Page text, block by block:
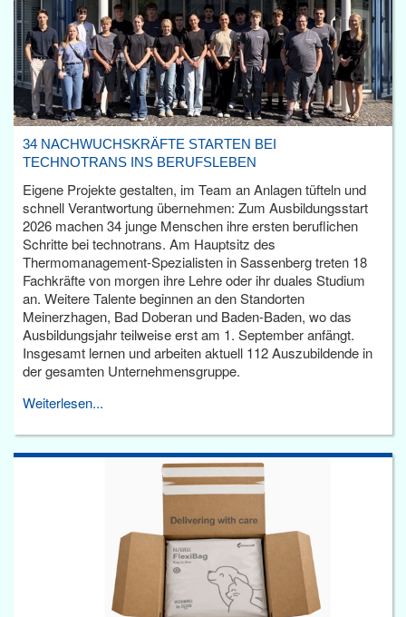
34 NACHWUCHSKRÄFTE STARTEN BEI
TECHNOTRANS INS BERUFSLEBEN
Eigene Projekte gestalten, im Team an Anlagen tüfteln und
schnell Verantwortung übernehmen: Zum Ausbildungsstart
2026 machen 34 junge Menschen ihre ersten beruflichen
Schritte bei technotrans. Am Hauptsitz des
Thermomanagement-Spezialisten in Sassenberg treten 18
Fachkräfte von morgen ihre Lehre oder ihr duales Studium
an. Weitere Talente beginnen an den Standorten
Meinerzhagen, Bad Doberan und Baden-Baden, wo das
Ausbildungsjahr teilweise erst am 1. September anfängt.
Insgesamt lernen und arbeiten aktuell 112 Auszubildende in
der gesamten Unternehmensgruppe.
Weiterlesen...